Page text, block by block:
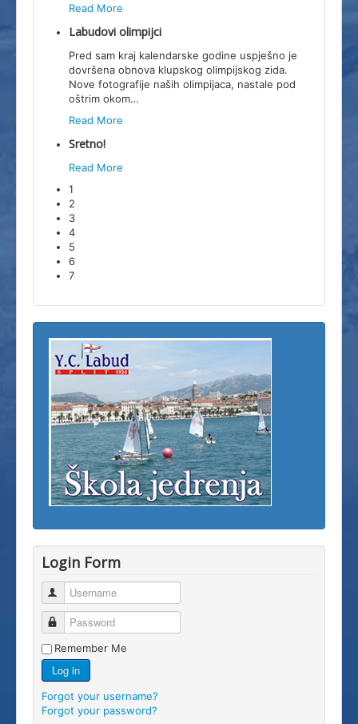
Read More
Labudovi olimpijci
Pred sam kraj kalendarske godine uspješno je
dovršena obnova klupskog olimpijskog zida.
Nove fotografije naših olimpijaca, nastale pod
oštrim okom…
Read More
Sretno!
Read More
1
2
3
4
5
6
7
Login Form
Username
Password
Remember Me
Log in
Forgot your username?
Forgot your password?